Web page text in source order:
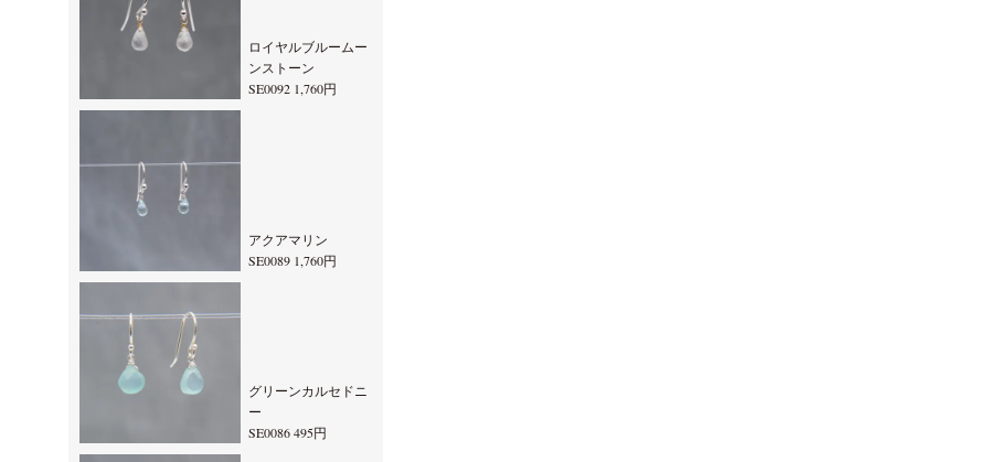
ロイヤルブルームー
ンストーン
SE0092 1,760円
アクアマリン
SE0089 1,760円
グリーンカルセドニ
ー
SE0086 495円